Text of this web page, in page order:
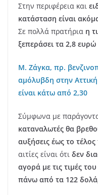
Στην περιφέρεια και
κατάσταση είναι
Σε πολλά πρατήρια η
ξεπεράσει τα 2,8 ευρώ
Μ. Ζάγκα, πρ.
αμόλυβδη στην
είναι κάτω από 2,30
Σύμφωνα με
καταναλωτές θα
αυξήσεις έως το
αιτίες είναι ότι δεν
αγορά με τις τιμές
πάνω από τα 122